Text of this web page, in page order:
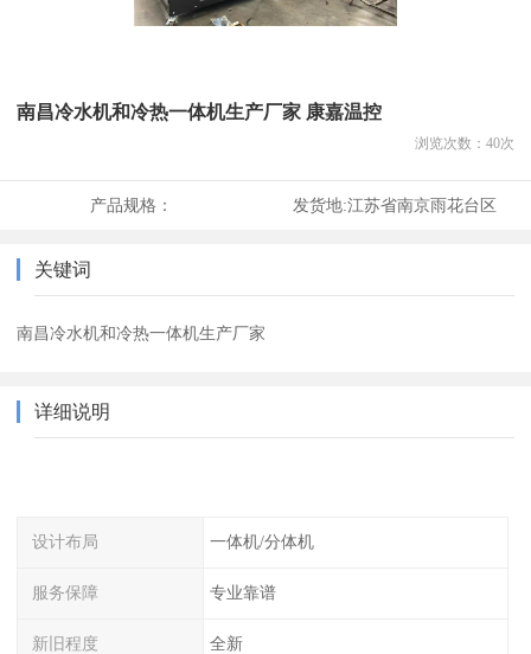
南昌冷水机和冷热一体机生产厂家 康嘉温控
浏览次数： 40次
产品规格： 发货地:江苏省南京雨花台区
关键词
南昌冷水机和冷热一体机生产厂家
详细说明
设计布局 一体机/分体机
服务保障 专业靠谱
新旧程度 全新